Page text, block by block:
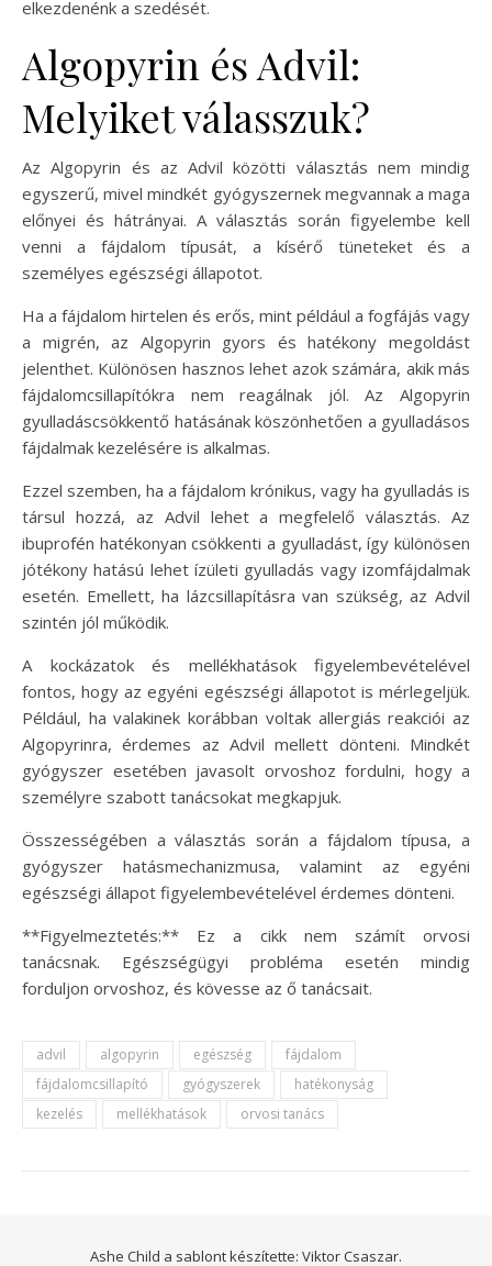
elkezdenénk a szedését.
Algopyrin és Advil:
Melyiket válasszuk?
Az Algopyrin és az Advil közötti választás nem mindig
egyszerű, mivel mindkét gyógyszernek megvannak a maga
előnyei és hátrányai. A választás során figyelembe kell
venni a fájdalom típusát, a kísérő tüneteket és a
személyes egészségi állapotot.
Ha a fájdalom hirtelen és erős, mint például a fogfájás vagy
a migrén, az Algopyrin gyors és hatékony megoldást
jelenthet. Különösen hasznos lehet azok számára, akik más
fájdalomcsillapítókra nem reagálnak jól. Az Algopyrin
gyulladáscsökkentő hatásának köszönhetően a gyulladásos
fájdalmak kezelésére is alkalmas.
Ezzel szemben, ha a fájdalom krónikus, vagy ha gyulladás is
társul hozzá, az Advil lehet a megfelelő választás. Az
ibuprofén hatékonyan csökkenti a gyulladást, így különösen
jótékony hatású lehet ízületi gyulladás vagy izomfájdalmak
esetén. Emellett, ha lázcsillapításra van szükség, az Advil
szintén jól működik.
A kockázatok és mellékhatások figyelembevételével
fontos, hogy az egyéni egészségi állapotot is mérlegeljük.
Például, ha valakinek korábban voltak allergiás reakciói az
Algopyrinra, érdemes az Advil mellett dönteni. Mindkét
gyógyszer esetében javasolt orvoshoz fordulni, hogy a
személyre szabott tanácsokat megkapjuk.
Összességében a választás során a fájdalom típusa, a
gyógyszer hatásmechanizmusa, valamint az egyéni
egészségi állapot figyelembevételével érdemes dönteni.
**Figyelmeztetés:** Ez a cikk nem számít orvosi
tanácsnak. Egészségügyi probléma esetén mindig
forduljon orvoshoz, és kövesse az ő tanácsait.
advil algopyrin egészség
fájdalom
fájdalomcsillapító
gyógyszerek
hatékonyság
kezelés
mellékhatások orvosi tanács
Ashe Child a sablont készítette: Viktor Csaszar.